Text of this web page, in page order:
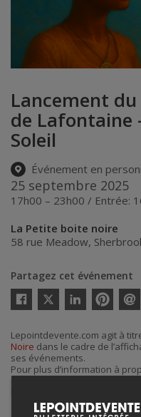
Lancement
de Lafontaine
Soleil
Événement en
25 septembre 2025
17h00 – 23h00 / Entrée:
La Petite boite noire
58 rue Meadow,
Partagez cet événement
Twitter
Lepointdevente.com agit à
Noire dans le cadre de
ses événements.
Pour plus d’information à